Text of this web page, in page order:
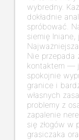
wybredny.
dokładnie
spróbować.
siemię lniane,
Nie przepada
kontaktem —
spokojnie
granice i
własnych
problemy z
zapalenie
się złogów w
grasiczaka